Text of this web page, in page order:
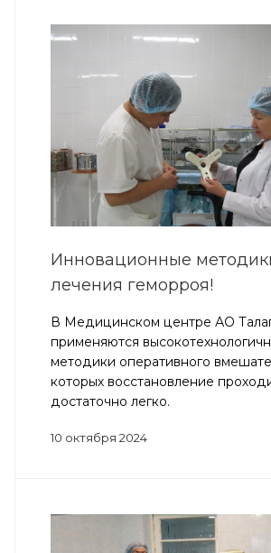
Инновационные
лечения геморроя!
В Медицинском центре АО
применяются
методики оперативного
которых восстановление
достаточно легко.
10 октября 2024